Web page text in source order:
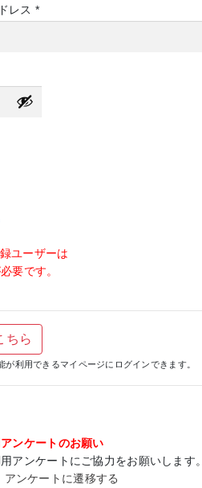
レス *必
ユーザーは
要です。
ちら
利用できるマイページにログインできます。
ンケートのお願い
アンケートにご協力をお願いします。
アンケートに遷移する